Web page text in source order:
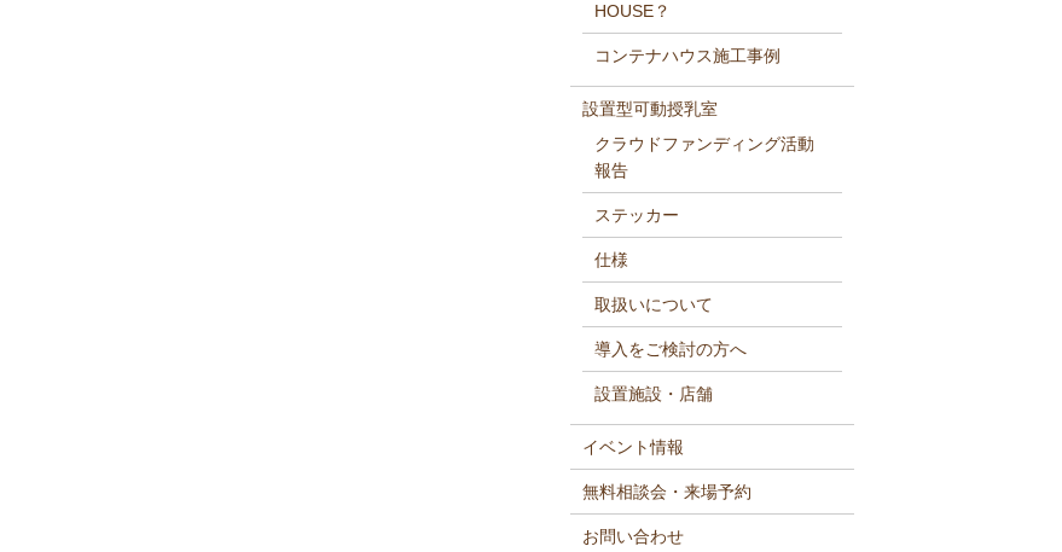
HOUSE？
コンテナハウス施工事例
設置型可動授乳室
クラウドファンディング活動
報告
ステッカー
仕様
取扱いについて
導入をご検討の方へ
設置施設・店舗
イベント情報
無料相談会・来場予約
お問い合わせ